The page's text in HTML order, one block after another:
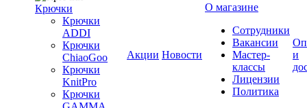
Крючки
Крючки
ADDI
Крючки
ChiaoGoo
Крючки
KnitPro
Крючки
Акции Новости
О магазине
Сотрудники
Вакансии
Мастер-
классы
Лицензии
Политика
и